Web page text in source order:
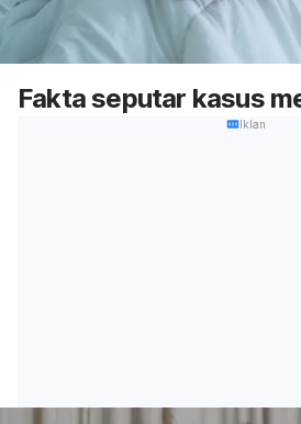
Fakta seputar kasus
Iklan